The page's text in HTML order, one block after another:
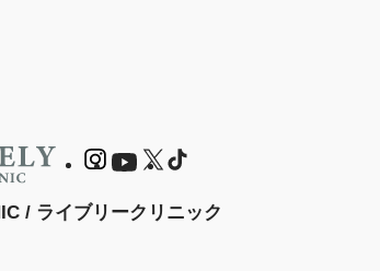
/ ライブリークリニック